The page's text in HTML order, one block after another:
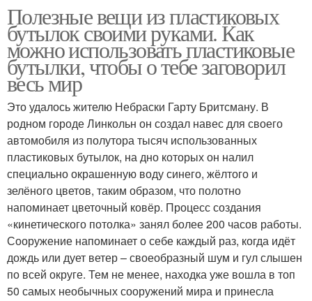
Полезные вещи из пластиковых
бутылок своими руками. Как
можно использовать пластиковые
бутылки, чтобы о тебе заговорил
весь мир
Это удалось жителю Небраски Гарту Бритсману. В
родном городе Линкольн он создал навес для своего
автомобиля из полутора тысяч использованных
пластиковых бутылок, на дно которых он налил
специально окрашенную воду синего, жёлтого и
зелёного цветов, таким образом, что полотно
напоминает цветочный ковёр. Процесс создания
«кинетического потолка» занял более 200 часов работы.
Сооружение напоминает о себе каждый раз, когда идёт
дождь или дует ветер – своеобразный шум и гул слышен
по всей округе. Тем не менее, находка уже вошла в топ
50 самых необычных сооружений мира и принесла